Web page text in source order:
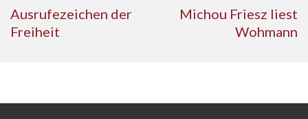
Ausrufezeichen der
Freiheit
Michou Friesz liest
Wohmann